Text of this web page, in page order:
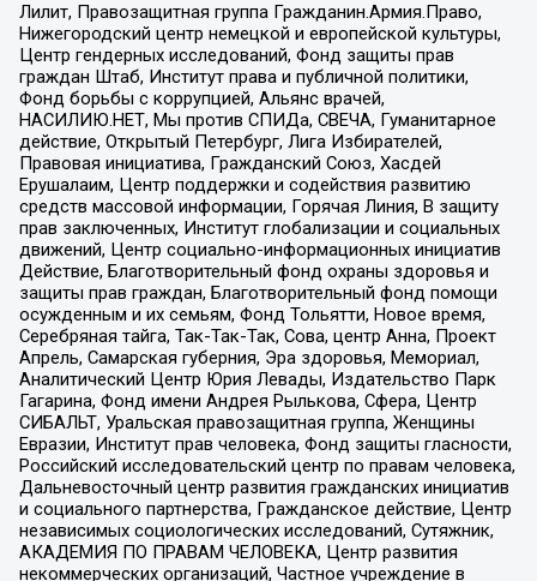
Лилит, Правозащитная группа Гражданин.Армия.Право,
Нижегородский центр немецкой и европейской культуры,
Центр гендерных исследований, Фонд защиты прав
граждан Штаб, Институт права и публичной политики,
Фонд борьбы с коррупцией, Альянс врачей,
НАСИЛИЮ.НЕТ, Мы против СПИДа, СВЕЧА, Гуманитарное
действие, Открытый Петербург, Лига Избирателей,
Правовая инициатива, Гражданский Союз, Хасдей
Ерушалаим, Центр поддержки и содействия развитию
средств массовой информации, Горячая Линия, В защиту
прав заключенных, Институт глобализации и социальных
движений, Центр социально-информационных инициатив
Действие, Благотворительный фонд охраны здоровья и
защиты прав граждан, Благотворительный фонд помощи
осужденным и их семьям, Фонд Тольятти, Новое время,
Серебряная тайга, Так-Так-Так, Сова, центр Анна, Проект
Апрель, Самарская губерния, Эра здоровья, Мемориал,
Аналитический Центр Юрия Левады, Издательство Парк
Гагарина, Фонд имени Андрея Рылькова, Сфера, Центр
СИБАЛЬТ, Уральская правозащитная группа, Женщины
Евразии, Институт прав человека, Фонд защиты гласности,
Российский исследовательский центр по правам человека,
Дальневосточный центр развития гражданских инициатив
и социального партнерства, Гражданское действие, Центр
независимых социологических исследований, Сутяжник,
АКАДЕМИЯ ПО ПРАВАМ ЧЕЛОВЕКА, Центр развития
некоммерческих организаций, Частное учреждение в